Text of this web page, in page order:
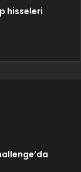
hisseleri